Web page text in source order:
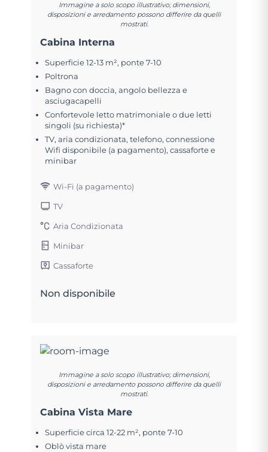
Immagine a solo scopo illustrativo; dimensioni,
disposizioni e arredamento possono differire da quelli
mostrati.
Cabina Interna
Superficie 12-13 m², ponte 7-10
Poltrona
Bagno con doccia, angolo bellezza e
asciugacapelli
Confortevole letto matrimoniale o due letti
singoli (su richiesta)*
TV, aria condizionata, telefono, connessione
Wifi disponibile (a pagamento), cassaforte e
minibar
Wi-Fi (a pagamento)
TV
Aria Condizionata
Minibar
Cassaforte
Non disponibile
Immagine a solo scopo illustrativo; dimensioni,
disposizioni e arredamento possono differire da quelli
mostrati.
Cabina Vista Mare
Superficie circa 12-22 m², ponte 7-10
Oblò vista mare